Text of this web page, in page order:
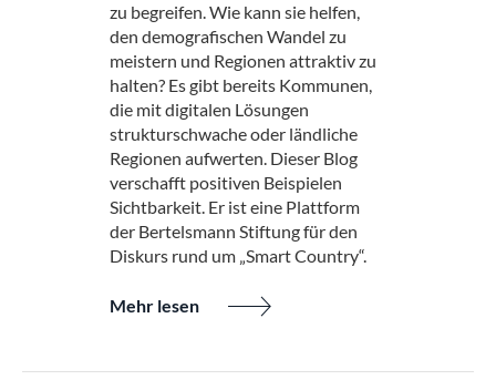
zu begreifen. Wie kann sie helfen,
den demografischen Wandel zu
meistern und Regionen attraktiv zu
halten? Es gibt bereits Kommunen,
die mit digitalen Lösungen
strukturschwache oder ländliche
Regionen aufwerten. Dieser Blog
verschafft positiven Beispielen
Sichtbarkeit. Er ist eine Plattform
der Bertelsmann Stiftung für den
Diskurs rund um „Smart Country“.
Mehr lesen